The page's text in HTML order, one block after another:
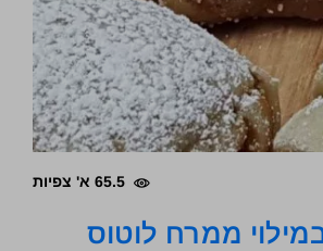
65.5 א' צפיות
ממרח לוטוס